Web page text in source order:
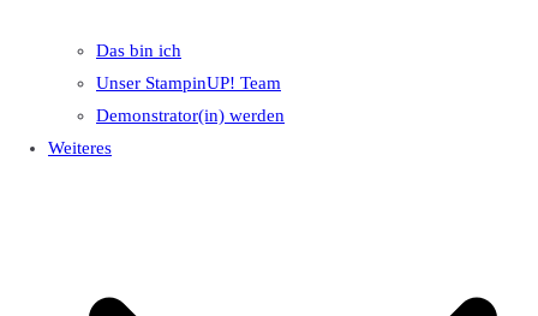
Das bin ich
Unser StampinUP! Team
Demonstrator(in) werden
Weiteres